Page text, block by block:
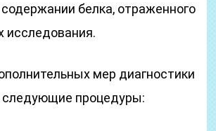
белка, отраженного
исследования.
мер диагностики
следующие процедуры: